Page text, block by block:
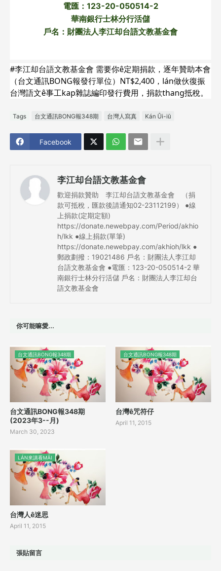
電匯：123-20-050514-2
華南銀行士林分行活儲
戶名：財團法人李江却台語文教基金會
#李江却台語文教基金會 需要你ê定期捐款，逐年贊助本會
（台文通訊BONG報發行單位）NT$2,400，lán做伙復振
台灣語文ê事工kap雜誌編印發行費用，捐款thang抵稅。
Tags 台文通訊BONG報348期 台灣人寫真 Kán Ûi-iū
Facebook
李江却台語文教基金會
歡迎捐款贊助 李江却台語文教基金會 （捐
款可抵稅，匯款後請通知02-23112199） ●線
上捐款(定期定額)
https://donate.newebpay.com/Period/akhio
h/lkk ●線上捐款(單筆)
https://donate.newebpay.com/akhioh/lkk ●
郵政劃撥：19021486 戶名：財團法人李江却
台語文教基金會 ●電匯：123-20-050514-2 華
南銀行士林分行活儲 戶名：財團法人李江却台
語文教基金會
你可能嘛愛...
台文通訊BONG報348期
台文通訊BONG報348期
(2023年3--月)
March 30, 2023
台文通訊BONG報348期
台灣ê咒符仔
April 11, 2015
LÁN來講看MĀI
台灣人ê迷思
April 11, 2015
張貼留言